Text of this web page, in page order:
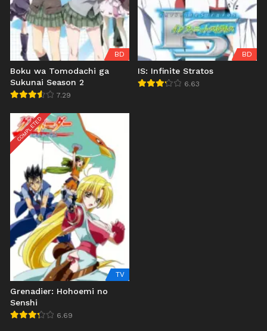
BD
Boku wa Tomodachi ga
Sukunai Season 2
7.29
BD
IS: Infinite Stratos
6.63
COMPLETED
TV
Grenadier: Hohoemi no
Senshi
6.69